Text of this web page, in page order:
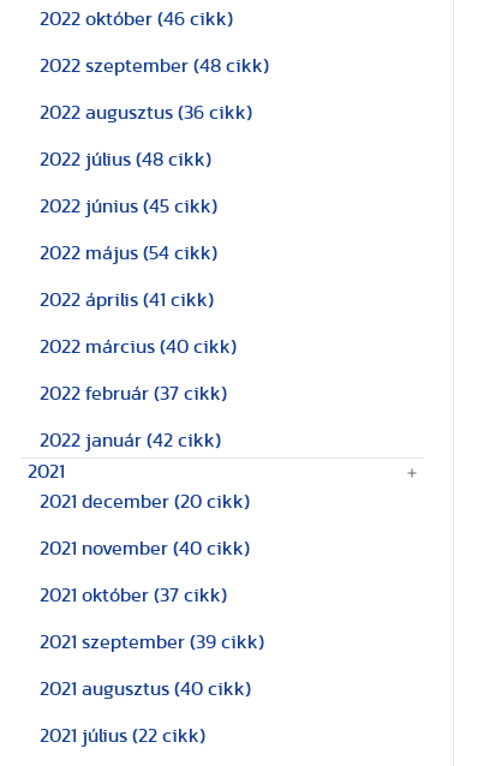
2022 október (46 cikk)
2022 szeptember (48 cikk)
2022 augusztus (36 cikk)
2022 július (48 cikk)
2022 június (45 cikk)
2022 május (54 cikk)
2022 április (41 cikk)
2022 március (40 cikk)
2022 február (37 cikk)
2022 január (42 cikk)
2021
2021 december (20 cikk)
2021 november (40 cikk)
2021 október (37 cikk)
2021 szeptember (39 cikk)
2021 augusztus (40 cikk)
2021 július (22 cikk)